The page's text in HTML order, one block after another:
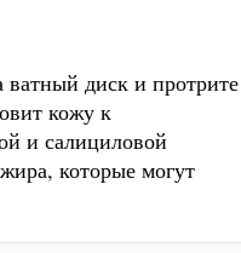
ватный диск и протрите
кожу к
и салициловой
которые могут